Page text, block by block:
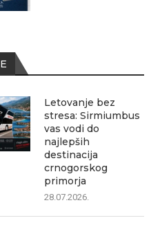
ulica u
Evo
Mitrovica
Letovanje bez
stresa: Sirmiumbus
vas vodi do
najlepših
destinacija
crnogorskog
primorja
28.07.2026.